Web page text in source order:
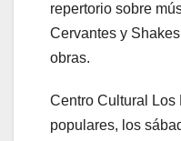
repertorio sobre
Cervantes y
obras.
Centro Cultural Los
populares, los